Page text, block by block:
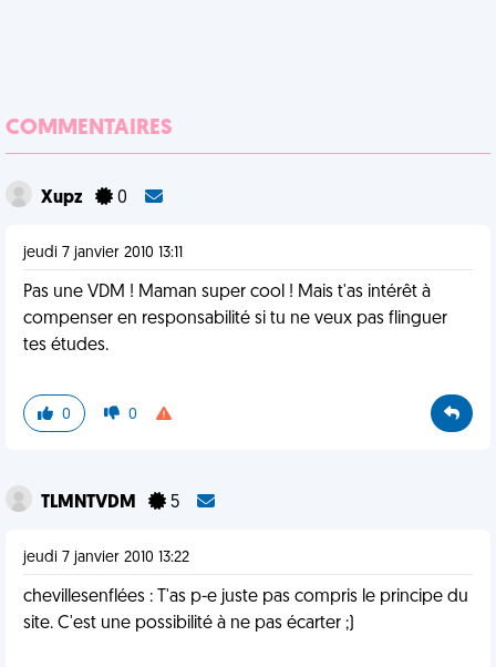
COMMENTAIRES
Xupz 0
jeudi 7 janvier 2010 13:11
Pas une VDM ! Maman super cool ! Mais t'as intérêt à
compenser en responsabilité si tu ne veux pas flinguer
tes études.
0 0
TLMNTVDM 5
jeudi 7 janvier 2010 13:22
chevillesenflées : T'as p-e juste pas compris le principe du
site. C'est une possibilité à ne pas écarter ;)